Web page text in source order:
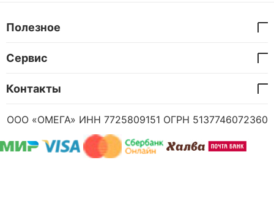
Полезное
Сервис
Контакты
ООО «ОМЕГА» ИНН 7725809151 ОГРН 5137746072360